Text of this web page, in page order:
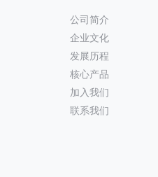
公司简介
企业文化
发展历程
核心产品
加入我们
联系我们